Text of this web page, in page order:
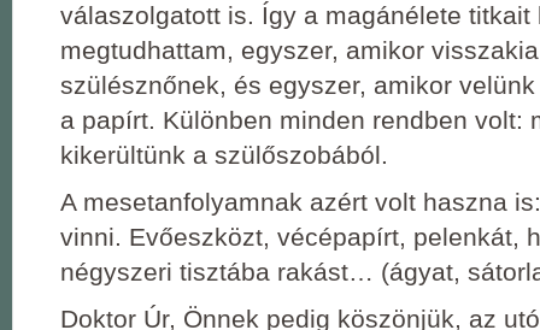
válaszolgatott is. Így a magánélete titkait
megtudhattam, egyszer, amikor
szülésznőnek, és egyszer, amikor
a papírt. Különben minden rendben volt:
kikerültünk a szülőszobából.
A mesetanfolyamnak azért volt haszna
vinni. Evőeszközt, vécépapírt, pelenkát,
négyszeri tisztába rakást… (ágyat,
Doktor Úr, Önnek pedig köszönjük, az